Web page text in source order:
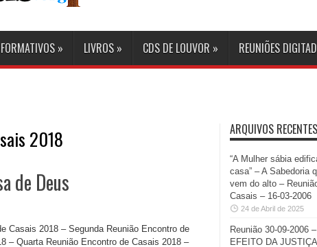
» LIVROS » CDS DE LOUVOR » REUNIÕES
2018
de Deus
Casais 2018 – Segunda Reunião Encontro de
– Quarta Reunião Encontro de Casais 2018 –
ARQUIVOS RECENTES
“A Mulher sábia
casa” – A Sabedoria
vem do alto –
Casais – 16-03-2006
24 de Abril de 2025
Reunião 30-09-2006
EFEITO DA